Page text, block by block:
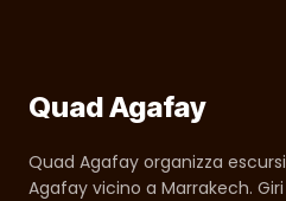
Quad Agafay
Quad Agafay organizza
Agafay vicino a Marrakech.